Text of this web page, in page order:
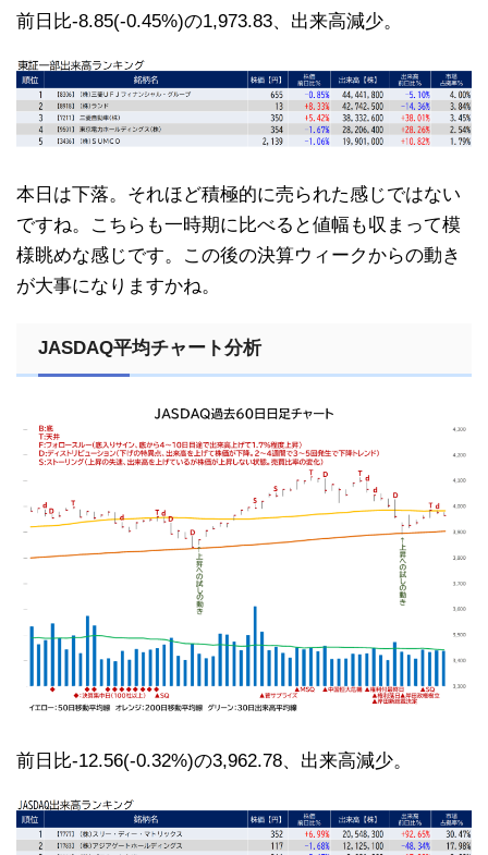
前日比-8.85(-0.45%)の1,973.83、出来高減少。
本日は下落。それほど積極的に売られた感じではない
ですね。こちらも一時期に比べると値幅も収まって模
様眺めな感じです。この後の決算ウィークからの動き
が大事になりますかね。
JASDAQ平均チャート分析
前日比-12.56(-0.32%)の3,962.78、出来高減少。